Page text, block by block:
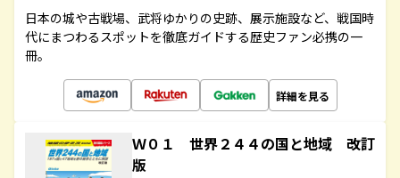
日本の城や古戦場、武将ゆかりの史跡、展示施設など、戦国時
代にまつわるスポットを徹底ガイドする歴史ファン必携の一
冊。
詳細を見る
Ｗ０１ 世界２４４の国と地域 改訂
版